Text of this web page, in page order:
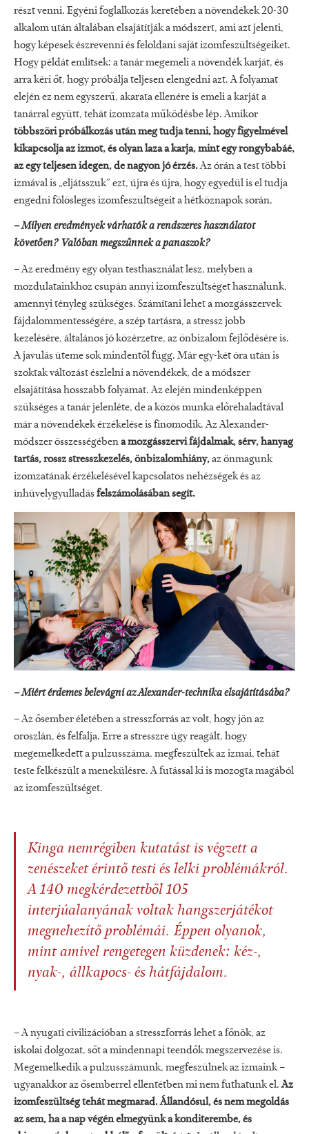
részt venni. Egyéni foglalkozás keretében a növendékek 20-30
alkalom után általában elsajátítják a módszert, ami azt jelenti,
hogy képesek észrevenni és feloldani saját izomfeszültségeiket.
Hogy példát említsek: a tanár megemeli a növendék karját, és
arra kéri őt, hogy próbálja teljesen elengedni azt. A folyamat
elején ez nem egyszerű, akarata ellenére is emeli a karját a
tanárral együtt, tehát izomzata működésbe lép. Amikor
többszöri próbálkozás után meg tudja tenni, hogy figyelmével
kikapcsolja az izmot, és olyan laza a karja, mint egy rongybabáé,
az egy teljesen idegen, de nagyon jó érzés.Az órán a test többi
izmával is „eljátsszuk” ezt, újra és újra, hogy egyedül is el tudja
engedni fölösleges izomfeszültségeit a hétköznapok során.
– Milyen eredmények várhatók a rendszeres használatot
követően? Valóban megszűnnek a panaszok?
– Az eredmény egy olyan testhasználat lesz, melyben a
mozdulatainkhoz csupán annyi izomfeszültséget használunk,
amennyi tényleg szükséges. Számítani lehet a mozgásszervek
fájdalommentességére, a szép tartásra, a stressz jobb
kezelésére, általános jó közérzetre, az önbizalom fejlődésére is.
A javulás üteme sok mindentől függ. Már egy-két óra után is
szoktak változást észlelni a növendékek, de a módszer
elsajátítása hosszabb folyamat. Az elején mindenképpen
szükséges a tanár jelenléte, de a közös munka előrehaladtával
már a növendékek érzékelése is finomodik. Az Alexander-
módszer összességébena mozgásszervi fájdalmak, sérv, hanyag
tartás, rossz stresszkezelés, önbizalomhiány,az önmagunk
izomzatának érzékelésével kapcsolatos nehézségek és az
ínhüvelygyulladásfelszámolásában segít.
– Miért érdemes belevágni az Alexander-technika elsajátításába?
– Az ősember életében a stresszforrás az volt, hogy jön az
oroszlán, és felfalja. Erre a stresszre úgy reagált, hogy
megemelkedett a pulzusszáma, megfeszültek az izmai, tehát
teste felkészült a menekülésre. A futással ki is mozogta magából
az izomfeszültséget.
Kinga nemrégiben kutatást is végzett a
zenészeket érintő testi és lelki problémákról.
A 140 megkérdezettből 105
interjúalanyának voltak hangszerjátékot
megnehezítő problémái. Éppen olyanok,
mint amivel rengetegen küzdenek: kéz-,
nyak-, állkapocs- és hátfájdalom.
– A nyugati civilizációban a stresszforrás lehet a főnök, az
iskolai dolgozat, sőt a mindennapi teendők megszervezése is.
Megemelkedik a pulzusszámunk, megfeszülnek az izmaink –
ugyanakkor az ősemberrel ellentétben mi nem futhatunk el.Az
izomfeszültség tehát megmarad. Állandósul, és nem megoldás
az sem, ha a nap végén elmegyünk a konditerembe, és